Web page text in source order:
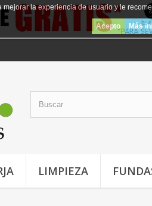
la experiencia de usuario y le
Acepto Más
LIMPIEZA